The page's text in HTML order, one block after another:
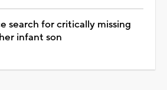
search for critically missing
infant son